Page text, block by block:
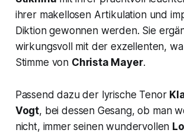
ihrer makellosen Artikulation und
Diktion gewonnen werden. Sie
wirkungsvoll mit der exzellenten,
Stimme von Christa Mayer.
Passend dazu der lyrische Tenor
Vogt, bei dessen Gesang, ob man
nicht, immer seinen wundervollen